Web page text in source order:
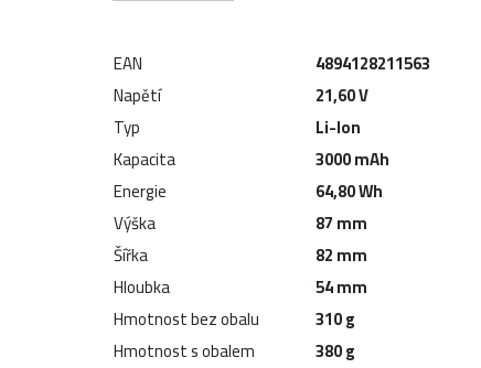
EAN
4894128211563
Napětí
21,60 V
Typ
Li-Ion
Kapacita
3000 mAh
Energie
64,80 Wh
Výška
87 mm
Šířka
82 mm
Hloubka
54 mm
Hmotnost bez obalu
310 g
Hmotnost s obalem
380 g